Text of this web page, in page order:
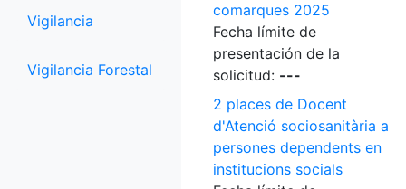
Vigilancia
Vigilancia Forestal
comarques 2025
Fecha límite de
presentación de la
solicitud: ---
2 places de Docent
d'Atenció sociosanitària a
persones dependents en
institucions socials